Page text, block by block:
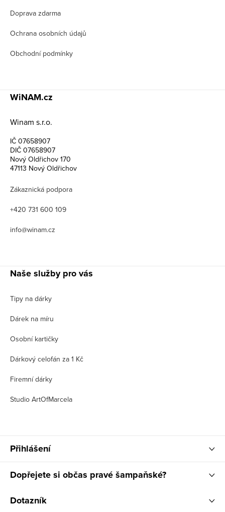
Doprava zdarma
Ochrana osobních údajů
Obchodní podmínky
WiNAM.cz
Winam s.r.o.
IČ 07658907
DIČ 07658907
Nový Oldřichov 170
47113 Nový Oldřichov
Zákaznická podpora
+420 731 600 109
info@winam.cz
Naše služby pro vás
Tipy na dárky
Dárek na míru
Osobní kartičky
Dárkový celofán za 1 Kč
Firemní dárky
Studio ArtOfMarcela
Přihlášení
Dopřejete si občas pravé šampaňské?
Dotazník